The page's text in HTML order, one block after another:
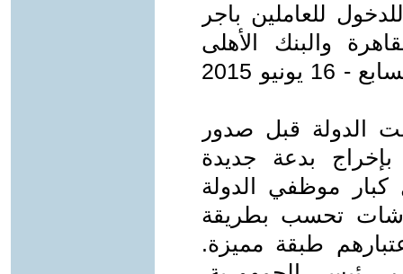
للدخول للعاملين باجر
والبنك الأهلى
والتعمير والمصرف المتحد. ( اليوم السابع - 16 يونيو 2015
الدولة قبل صدور
بإخراج بدعة جديدة
28 لسنة 2018 بجعل كبار موظفي الدولة
تحسب بطريقة
طبقة مميزة.